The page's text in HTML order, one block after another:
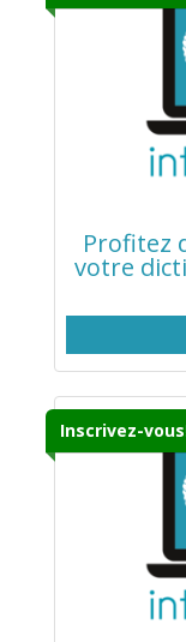
Profitez
votre
Inscrivez-